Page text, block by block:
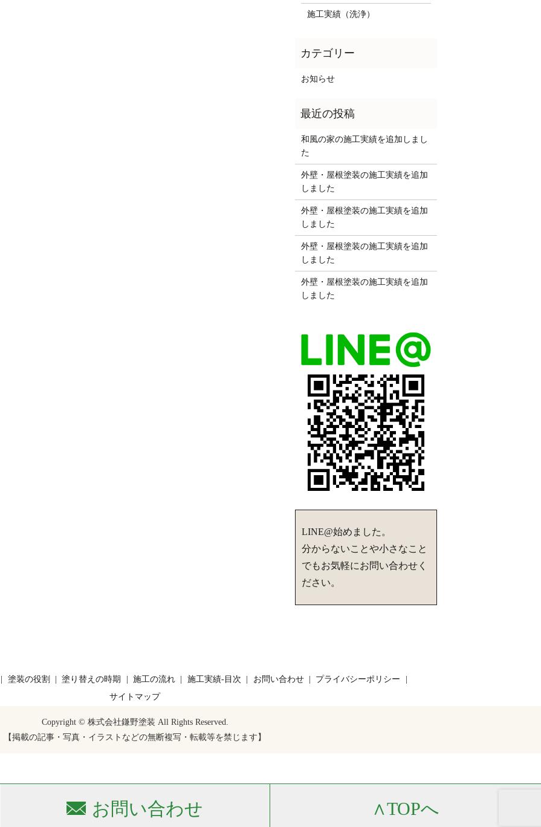
施工実績（洗浄）
お知らせ
和風の家の施工実績を追加しまし
た
外壁・屋根塗装の施工実績を追加
しました
外壁・屋根塗装の施工実績を追加
しました
外壁・屋根塗装の施工実績を追加
しました
外壁・屋根塗装の施工実績を追加
しました
LINE@始めました。
分からないことや小さなこと
でもお気軽にお問い合わせく
ださい。
お問い合わせ ∧TOPへ
塗装の役割 塗り替えの時期 施工の流れ 施工実績-目次 お問い合わせ
プライバシーポリシー
サイトマップ
Copyright © 株式会社鎌野塗装 All Rights Reserved.
【掲載の記事・写真・イラストなどの無断複写・転載等を禁じます】